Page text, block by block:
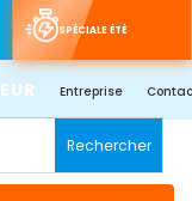
SPÉCIALE ÉTÉ
Entreprise
Rechercher